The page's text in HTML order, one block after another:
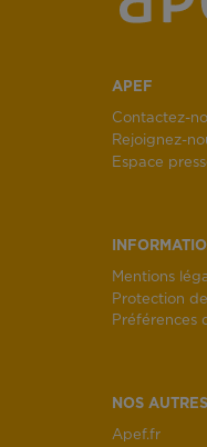
APEF
Contactez-
Rejoignez-
Espace
Mentions
Protection
Préférences
NOS
Apef.fr